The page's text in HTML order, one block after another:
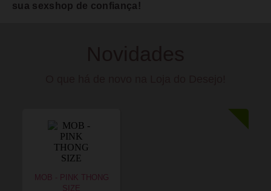
sua sexshop de confiança!
MOB - PINK THONG
SIZE